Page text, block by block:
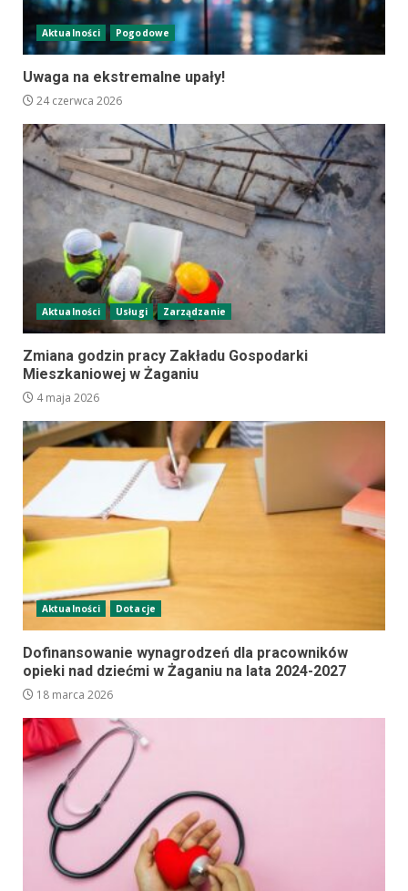
Aktualności Pogodowe
Uwaga na ekstremalne upały!
24 czerwca 2026
Aktualności Usługi Zarządzanie
Zmiana godzin pracy Zakładu Gospodarki
Mieszkaniowej w Żaganiu
4 maja 2026
Aktualności Dotacje
Dofinansowanie wynagrodzeń dla pracowników
opieki nad dziećmi w Żaganiu na lata 2024-2027
18 marca 2026